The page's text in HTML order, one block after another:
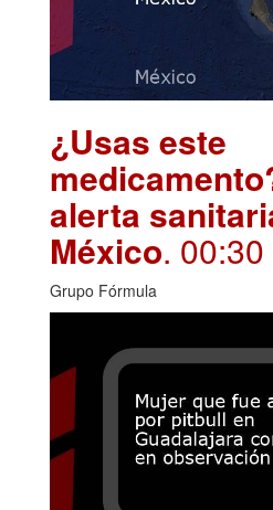
¿Usas este
alerta
México. 00:30
Grupo Fórmula